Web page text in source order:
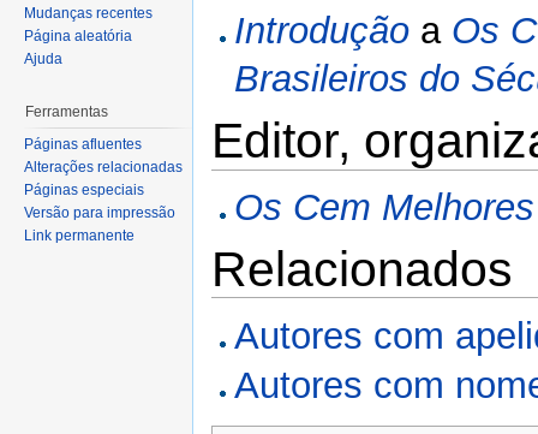
Introdução a Os
Brasileiros do
Editor,
Os Cem
Relacionados
Autores com
Autores com
Mudanças recentes
Página aleatória
Ajuda
Ferramentas
Páginas afluentes
Alterações relacionadas
Páginas especiais
Versão para impressão
Link permanente